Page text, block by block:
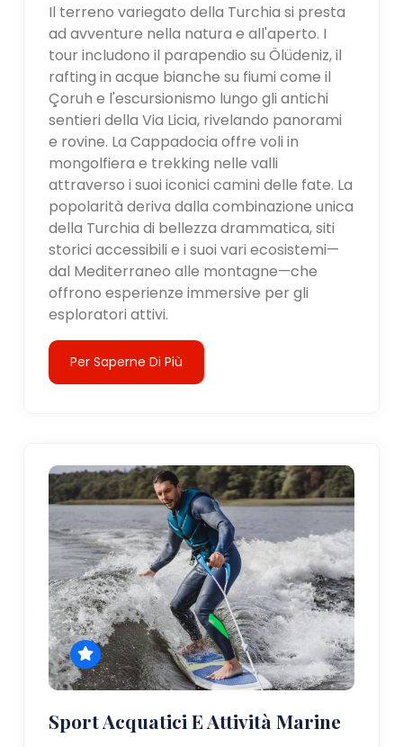
Il terreno variegato della Turchia si presta
ad avventure nella natura e all'aperto. I
tour includono il parapendio su Ölüdeniz, il
rafting in acque bianche su fiumi come il
Çoruh e l'escursionismo lungo gli antichi
sentieri della Via Licia, rivelando panorami
e rovine. La Cappadocia offre voli in
mongolfiera e trekking nelle valli
attraverso i suoi iconici camini delle fate. La
popolarità deriva dalla combinazione unica
della Turchia di bellezza drammatica, siti
storici accessibili e i suoi vari ecosistemi—
dal Mediterraneo alle montagne—che
offrono esperienze immersive per gli
esploratori attivi.
Per Saperne Di Più
Sport Acquatici E Attività Marine